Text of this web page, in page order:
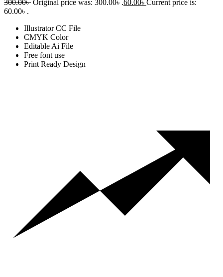
300.00৳ Original price was: 300.00৳ .60.00৳ Current price is:
60.00৳ .
Illustrator CC File
CMYK Color
Editable Ai File
Free font use
Print Ready Design